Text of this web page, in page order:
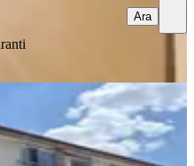
Ara
Köy Üç Cepheli Geniş
Daire Mavi Göl